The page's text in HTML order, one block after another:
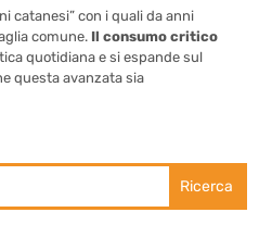
catanesi” con i quali da anni
comune. Il consumo critico
quotidiana e si espande sul
questa avanzata sia